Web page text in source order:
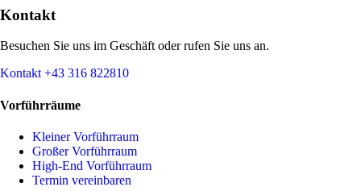
Kontakt
Besuchen Sie uns im Geschäft oder rufen Sie uns an.
Kontakt +43 316 822810
Vorführräume
Kleiner Vorführraum
Großer Vorführraum
High-End Vorführraum
Termin vereinbaren